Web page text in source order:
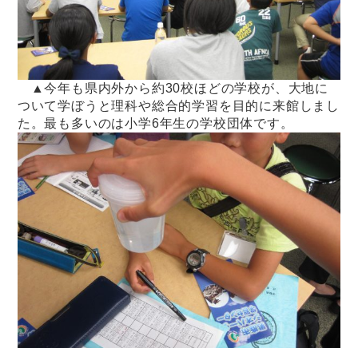
▲今年も県内外から約30校ほどの学校が、大地に
ついて学ぼうと理科や総合的学習を目的に来館しまし
た。最も多いのは小学6年生の学校団体です。